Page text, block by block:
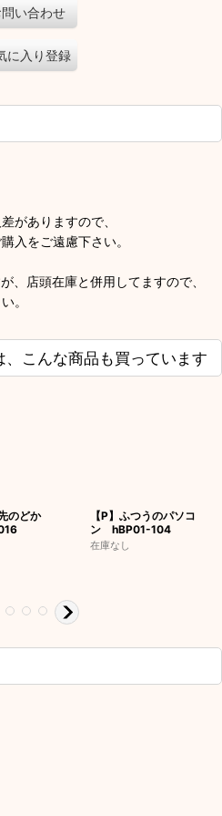
問い合わせ
に入り登録
がありますので、
入をご遠慮下さい。
、店頭在庫と併用してますので、
。
、こんな商品も買っています
先のどか
【P】ふつうのパソコ
ン hBP01-104
在庫なし